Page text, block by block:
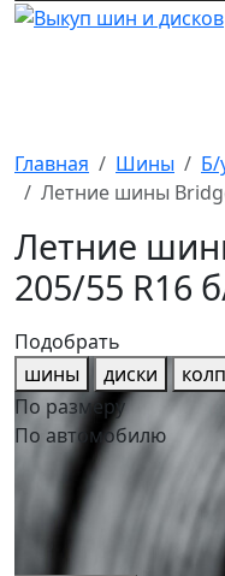
Главная Шины
Б/
Летние шины
Летние
205/55 R16
Подобрать
шины
диски
По размеру
По автомобилю